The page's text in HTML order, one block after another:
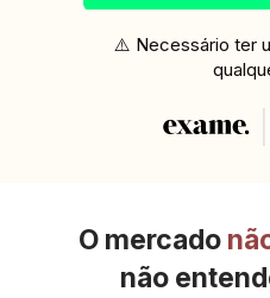
⚠️ Necessário ter
O mercado
não